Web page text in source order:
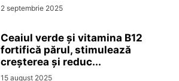
2 septembrie 2025
Ceaiul verde și vitamina B12
fortifică părul, stimulează
creșterea și reduc...
15 august 2025